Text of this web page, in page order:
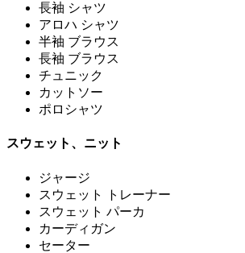
長袖 シャツ
アロハ シャツ
半袖 ブラウス
長袖 ブラウス
チュニック
カットソー
ポロシャツ
スウェット、ニット
ジャージ
スウェット トレーナー
スウェット パーカ
カーディガン
セーター